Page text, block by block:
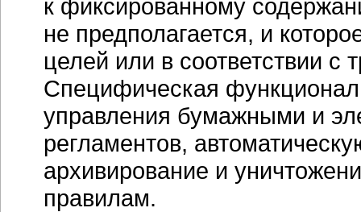
к фиксированному
не предполагается, и
целей или в соответствии с
Специфическая
управления бумажными и
регламентов,
архивирование и
правилам.